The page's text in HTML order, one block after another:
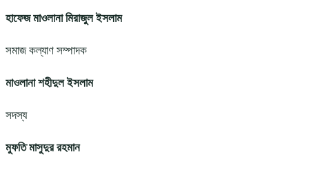
হাফেজ মাওলানা মিরাজুল ইসলাম
সমাজ কল্যাণ সম্পাদক
মাওলানা শহীদুল ইসলাম
সদস্য
মুফতি মাসুদুর রহমান